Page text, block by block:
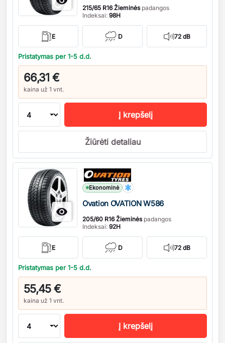
215/65 R16 Žieminėspadangos
Indeksai: 98H
E D 72 dB
Pristatymas per 1-5 d.d.
66,31 €
kaina už 1 vnt.
Į krepšelį
Žiūrėti detaliau

Ekonominė
Ovation OVATION W586
205/60 R16 Žieminėspadangos
Indeksai: 92H
E D 72 dB
Pristatymas per 1-5 d.d.
55,45 €
kaina už 1 vnt.
Kiekis
Į krepšelį